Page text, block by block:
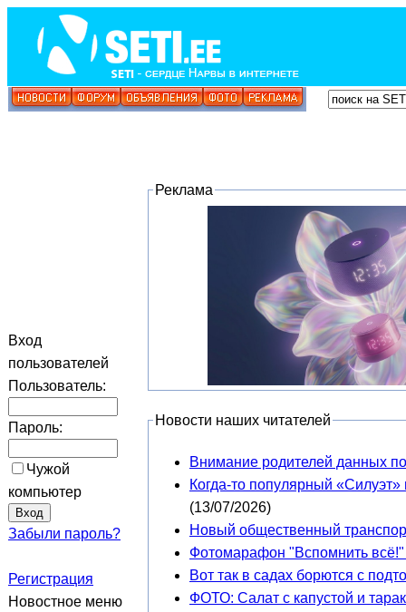
Вход
пользователей
Пользователь:
Пароль:
Чужой
компьютер
Забыли пароль?
Регистрация
Новостное меню
Реклама
Новости наших читателей
Внимание родителей данных
Когда-то популярный «Силуэт»
(13/07/2026)
Новый общественный
Фотомарафон "Вспомнить всё!"
Вот так в садах борются с
ФОТО: Салат с капустой и